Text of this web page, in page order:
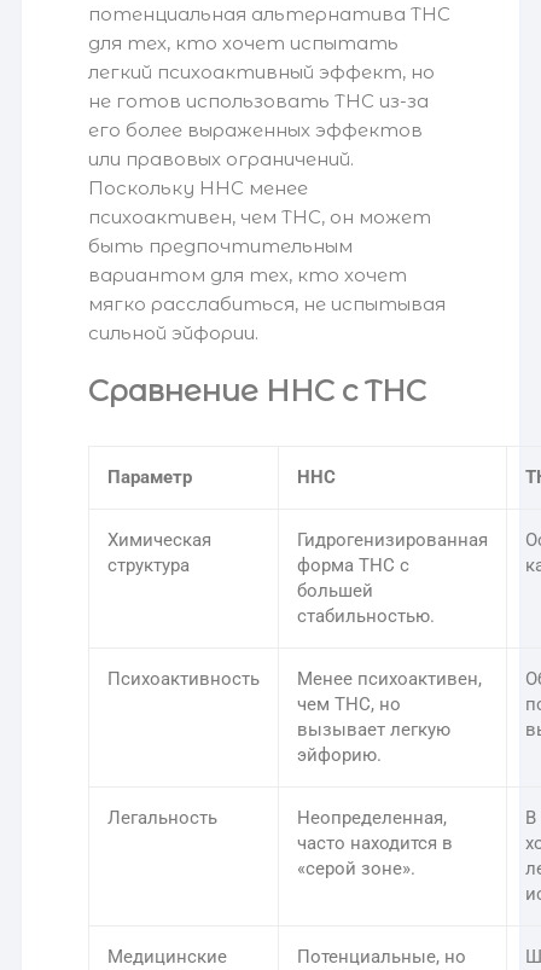
потенциальная альтернатива THC
для тех, кто хочет испытать
легкий психоактивный эффект, но
не готов использовать THC из-за
его более выраженных эффектов
или правовых ограничений.
Поскольку HHC менее
психоактивен, чем THC, он может
быть предпочтительным
вариантом для тех, кто хочет
мягко расслабиться, не испытывая
сильной эйфории.
Сравнение HHC с THC
Параметр HHC
Химическая
структура
Гидрогенизированная
форма THC с
большей
стабильностью.
Психоактивность
Менее психоактивен,
чем THC, но
вызывает легкую
эйфорию.
Легальность
Неопределенная,
часто находится в
«серой зоне».
В
Медицинские
Потенциальные, но